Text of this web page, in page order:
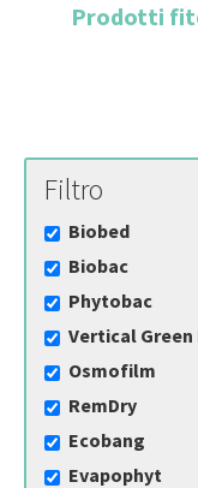
Prodotti
Filtro
Biobed
Biobac
Phytobac
Vertical Green
Osmofilm
RemDry
Ecobang
Evapophyt